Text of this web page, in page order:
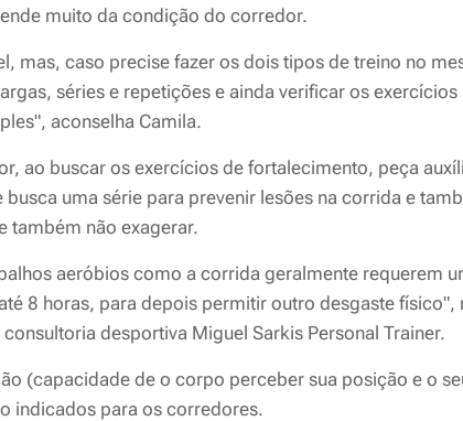
muito da condição do corredor.
mas, caso precise fazer os dois tipos de treino no
séries e repetições e ainda verificar os
aconselha Camila.
ao buscar os exercícios de fortalecimento, peça
uma série para prevenir lesões na corrida e
também não exagerar.
aeróbios como a corrida geralmente requerem
8 horas, para depois permitir outro desgaste físico",
desportiva Miguel Sarkis Personal Trainer.
(capacidade de o corpo perceber sua posição e o
indicados para os corredores.